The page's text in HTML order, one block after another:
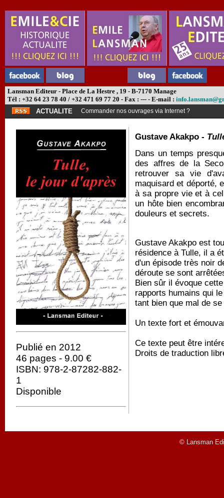
Lansman Editeur - Place de La Hestre , 19 - B-7170 Manage
Tél : +32 64 23 78 40 / +32 471 69 77 20 - Fax : --- - E-mail :
ACTUALITE
Commander nos ouvrages via Internet ?
Publié en 2012
46 pages - 9.00 €
ISBN: 978-2-87282-882-
1
Disponible
Gustave Akakpo -
Dans un temps
des affres de la
retrouver sa vie
maquisard et déporté,
à sa propre vie et à
un hôte bien
douleurs et secrets.
Gustave Akakpo est
résidence à Tulle, il a
d'un épisode très noir
déroute se sont
Bien sûr il évoque
rapports humains qui
tant bien que mal de
Un texte fort et
Ce texte peut être
Droits de traduction
© Lansman